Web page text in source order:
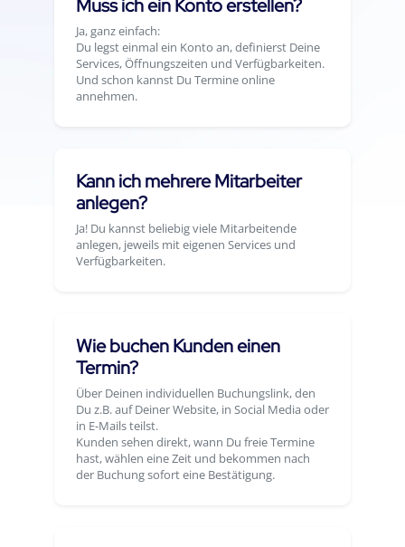
Muss ich ein Konto erstellen?
Ja, ganz einfach:
Du legst einmal ein Konto an, definierst Deine
Services, Öffnungszeiten und Verfügbarkeiten.
Und schon kannst Du Termine online
annehmen.
Kann ich mehrere Mitarbeiter
anlegen?
Ja! Du kannst beliebig viele Mitarbeitende
anlegen, jeweils mit eigenen Services und
Verfügbarkeiten.
Wie buchen Kunden einen
Termin?
Über Deinen individuellen Buchungslink, den
Du z.B. auf Deiner Website, in Social Media oder
in E-Mails teilst.
Kunden sehen direkt, wann Du freie Termine
hast, wählen eine Zeit und bekommen nach
der Buchung sofort eine Bestätigung.